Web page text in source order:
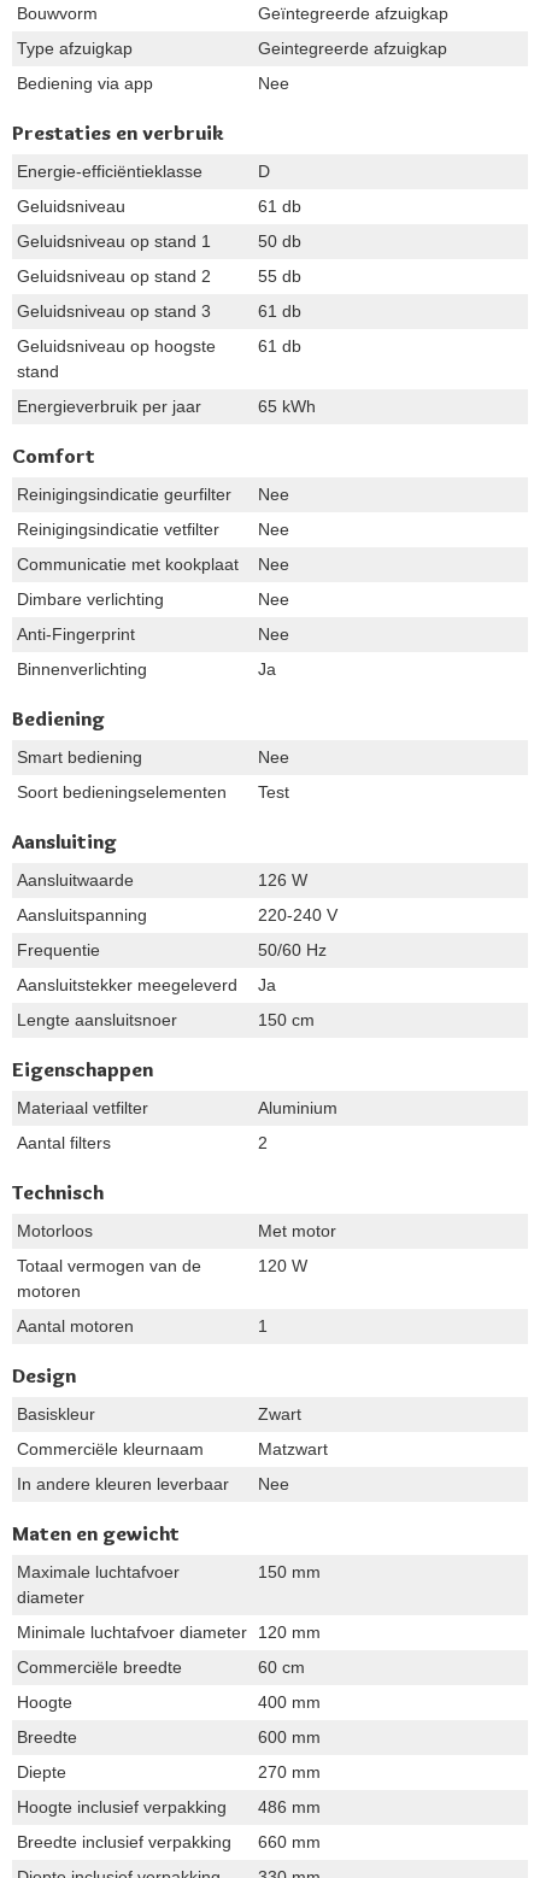
Bouwvorm
Geïntegreerde afzuigkap
Type afzuigkap
Geintegreerde afzuigkap
Bediening via app
Nee
Prestaties en verbruik
Energie-efficiëntieklasse
D
Geluidsniveau
61 db
Geluidsniveau op stand 1
50 db
Geluidsniveau op stand 2
55 db
Geluidsniveau op stand 3
61 db
Geluidsniveau op hoogste
stand
61 db
Energieverbruik per jaar 65 kWh
Comfort
Reinigingsindicatie geurfilter
Nee
Reinigingsindicatie vetfilter
Nee
Communicatie met kookplaat
Nee
Dimbare verlichting
Nee
Anti-Fingerprint
Nee
Binnenverlichting
Ja
Bediening
Smart bediening
Nee
Soort bedieningselementen
Test
Aansluiting
Aansluitwaarde
126 W
Aansluitspanning
220-240 V
Frequentie
50/60 Hz
Aansluitstekker meegeleverd
Ja
Lengte aansluitsnoer
150 cm
Eigenschappen
Materiaal vetfilter
Aluminium
Aantal filters
2
Technisch
Motorloos
Met motor
Totaal vermogen van de
motoren
120 W
Aantal motoren 1
Design
Basiskleur
Zwart
Commerciële kleurnaam
Matzwart
In andere kleuren leverbaar
Nee
Maten en gewicht
Maximale luchtafvoer
diameter
150 mm
Minimale luchtafvoer diameter
120 mm
Commerciële breedte
60 cm
Hoogte
400 mm
Breedte
600 mm
Diepte
270 mm
Hoogte inclusief verpakking
486 mm
Breedte inclusief verpakking
660 mm